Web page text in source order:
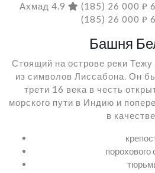
Ахмад 4.9
(185) 26 000 ₽
(185) 26 000 ₽
Башня
Стоящий на острове реки
из символов Лиссабона. Он
трети 16 века в честь
морского пути в Индию и
в
порохового